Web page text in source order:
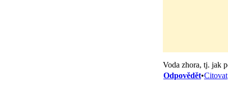
Voda zhora, tj. jak
Odpovědět•Citovat